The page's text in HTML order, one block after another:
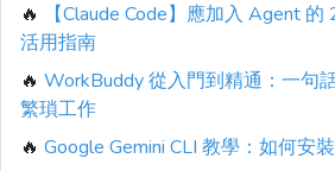
🔥
【Claude Code】應加入 Agent
活用指南
🔥 WorkBuddy 從入門到精通：一句
繁瑣工作
🔥 Google Gemini CLI 教學：如何安